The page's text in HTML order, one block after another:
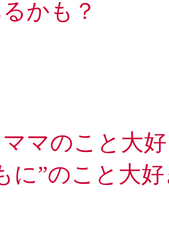
かも？
ママのこと大
に”のこと大